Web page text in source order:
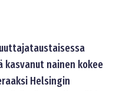
kasvanut nainen kokee
Helsingin